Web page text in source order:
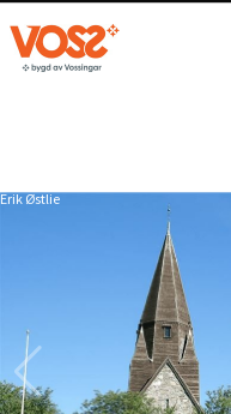
Erik Østlie